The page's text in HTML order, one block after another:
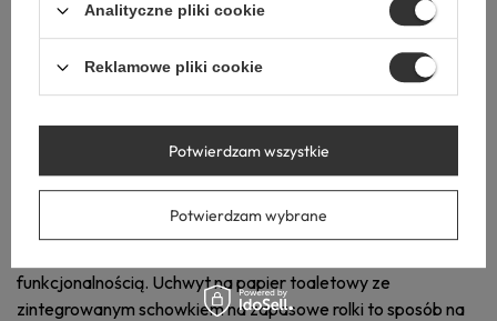
WALL-BOX®
PAPER
Odkryj Wall-Box® Paper – nowoczesne rozwiązanie, które
funkcjonalnością. Uchwyt na papier toaletowy ze
zintegrowanym schowkiem na zapasowe rolki to sposób na
Analityczne pliki cookie
Reklamowe pliki cookie
Potwierdzam wybrane
Potwierdzam wszystkie